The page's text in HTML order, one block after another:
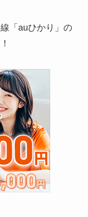
「 auひかり 」の